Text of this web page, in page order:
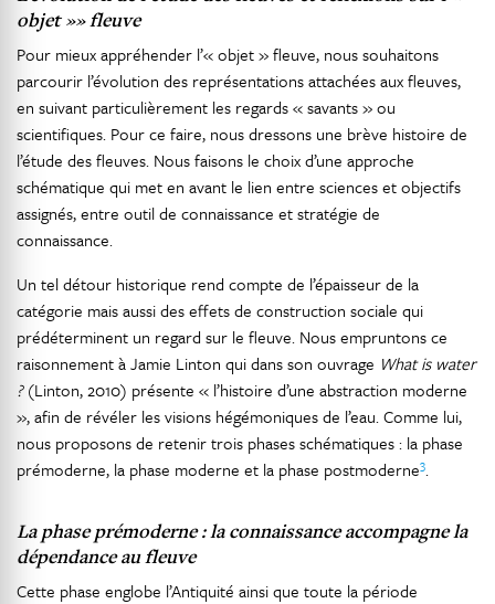
objet »» fleuve
Pour mieux appréhender l’« objet » fleuve, nous souhaitons
parcourir l’évolution des représentations attachées aux fleuves,
en suivant particulièrement les regards « savants » ou
scientifiques. Pour ce faire, nous dressons une brève histoire de
l’étude des fleuves. Nous faisons le choix d’une approche
schématique qui met en avant le lien entre sciences et objectifs
assignés, entre outil de connaissance et stratégie de
connaissance.
Un tel détour historique rend compte de l’épaisseur de la
catégorie mais aussi des effets de construction sociale qui
prédéterminent un regard sur le fleuve. Nous empruntons ce
raisonnement à Jamie Linton qui dans son ouvrage What is water
?(Linton, 2010) présente « l’histoire d’une abstraction moderne
», afin de révéler les visions hégémoniques de l’eau. Comme lui,
nous proposons de retenir trois phases schématiques : la phase
prémoderne, la phase moderne et la phase postmoderne3.
La phase prémoderne : la connaissance accompagne la
dépendance au fleuve
Cette phase englobe l’Antiquité ainsi que toute la période